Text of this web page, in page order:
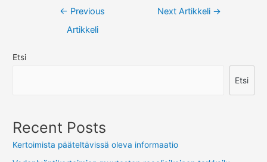
Artikkelien
selaus
← Previous
Artikkeli
Next Artikkeli →
Etsi
Etsi
Recent Posts
Kertoimista pääteltävissä oleva informaatio